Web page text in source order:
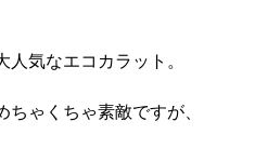
気なエコカラット。
ちゃくちゃ素敵ですが、